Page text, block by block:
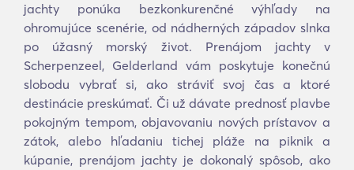
jachty ponúka bezkonkurenčné výhľady na
ohromujúce scenérie, od nádherných západov slnka
po úžasný morský život. Prenájom jachty v
Scherpenzeel, Gelderland vám poskytuje konečnú
slobodu vybrať si, ako stráviť svoj čas a ktoré
destinácie preskúmať. Či už dávate prednosť plavbe
pokojným tempom, objavovaniu nových prístavov a
zátok, alebo hľadaniu tichej pláže na piknik a
kúpanie, prenájom jachty je dokonalý spôsob, ako